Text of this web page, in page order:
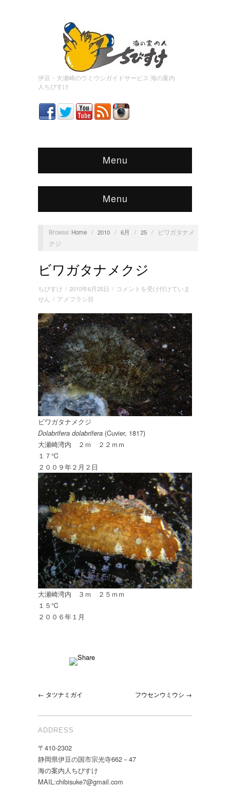
伊豆・大瀬崎のウミウシガイドサービス 海の案内
人ちびすけ
Menu
Menu
Browse: Home / 2010 / 6月 / 25 /
ビワガタナメ
クジ
ビワガタナメクジ
ちびすけ / 2010年6月25日 / ビ
タ
ナ
メ
ク
ジ
は
コメントを受け付けていま
せん / アメフラシ目
ビワガタナメクジ
Dolabrifera dolabrifera (Cuvier, 1817)
大瀬崎湾内 ２ｍ ２２ｍｍ
１７℃
２００９年２月２日
大瀬崎湾内 ３ｍ ２５ｍｍ
１５℃
２００６年１月
← タツナミガイ フウセンウミウシ →
ADDRESS
〒410-2302
静岡県伊豆の国市宗光寺662－47
海の案内人ちびすけ
MAIL:chibisuke7@gmail.com